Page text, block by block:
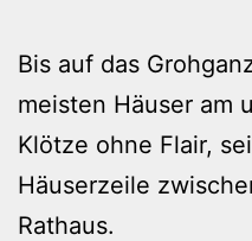
Bis auf das
meisten Häuser am
Klötze ohne Flair,
Häuserzeile
Rathaus.